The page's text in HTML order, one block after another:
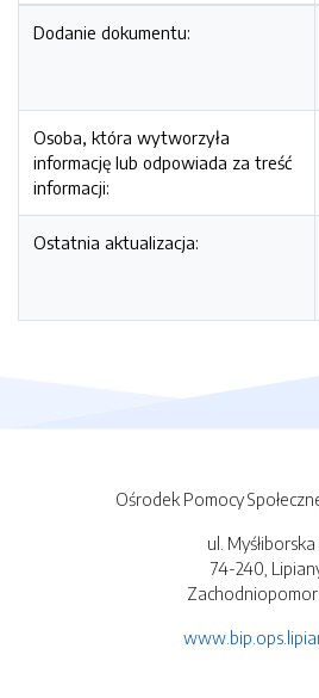
Dodanie dokumentu:
Osoba, która wytworzyła
informację lub odpowiada za treść
informacji:
Ostatnia aktualizacja:
Ośrodek Pomocy
ul. Myśłiborska
74-240,